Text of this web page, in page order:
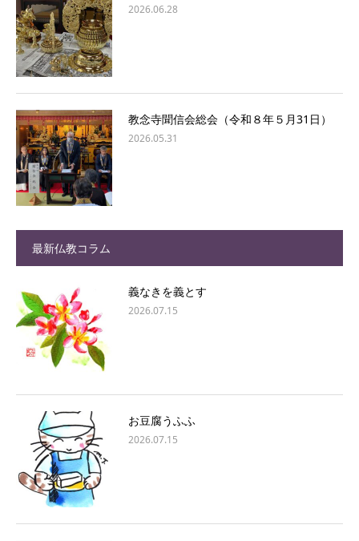
2026.06.28
教念寺聞信会総会（令和８年５月31日）
2026.05.31
最新仏教コラム
義なきを義とす
2026.07.15
お豆腐うふふ
2026.07.15